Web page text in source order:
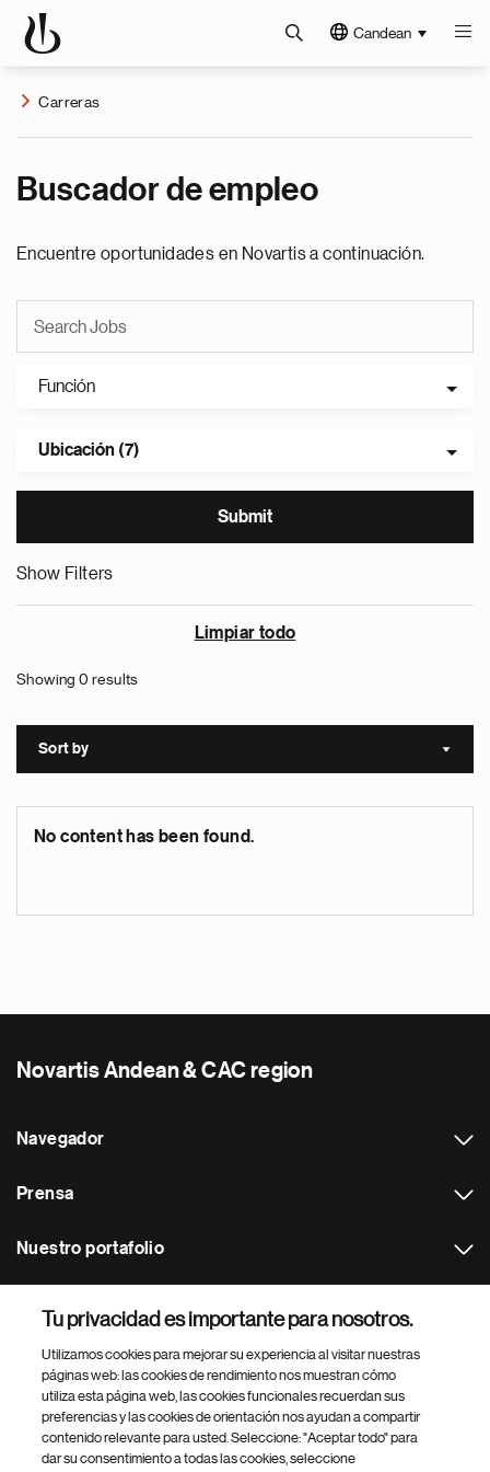
Candean
Carreras
Buscador de empleo
Encuentre oportunidades en Novartis a continuación.
Función
Ubicación (7)
Show Filters
Limpiar todo
Showing 0 results
Sort by Sort
No content has been found.
Novartis Andean & CAC region
Navegador
Prensa
Nuestro portafolio
Footer Site Search
Tu privacidad es importante para nosotros.
Utilizamos cookies para mejorar su experiencia al visitar nuestras
páginas web: las cookies de rendimiento nos muestran cómo
utiliza esta página web, las cookies funcionales recuerdan sus
preferencias y las cookies de orientación nos ayudan a compartir
contenido relevante para usted. Seleccione: "Aceptar todo" para
dar su consentimiento a todas las cookies, seleccione